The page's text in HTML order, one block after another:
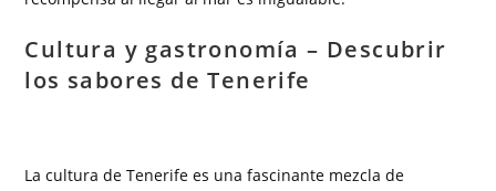
Cultura y gastronomía – Descubrir
los sabores de Tenerife
La cultura de Tenerife es una fascinante mezcla de